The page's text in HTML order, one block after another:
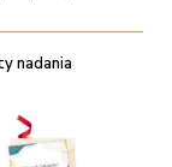
nadania